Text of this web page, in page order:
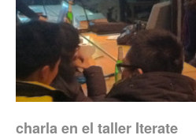
charla en el taller Iterate